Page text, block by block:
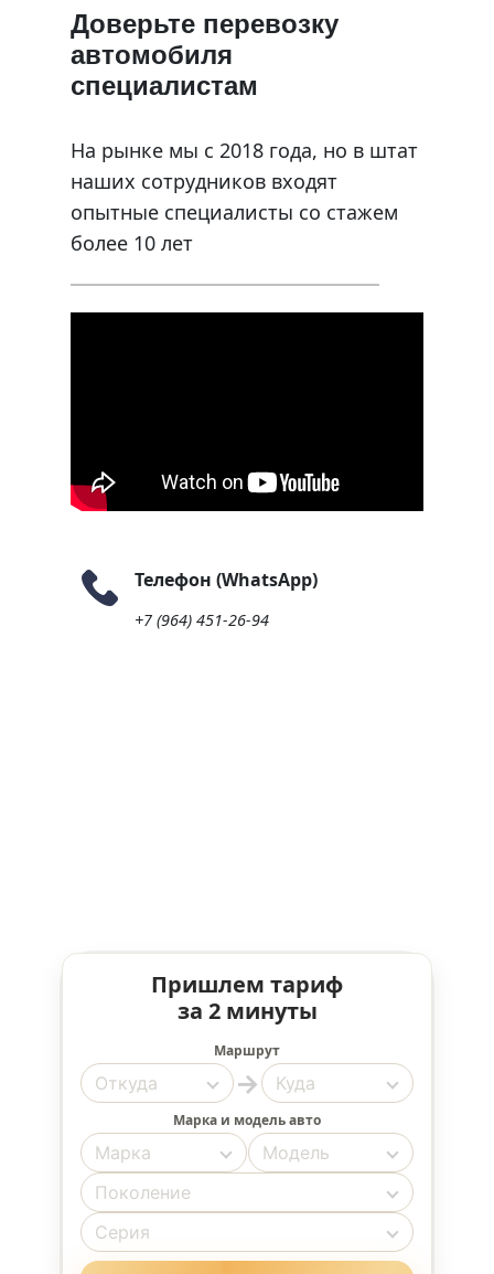
Доверьте перевозку
автомобиля
специалистам
На рынке мы с 2018 года, но в штат
наших сотрудников входят
опытные специалисты со стажем
более 10 лет
Телефон (WhatsApp)
+7 (964) 451-26-94
Пришлем тариф
за 2 минуты
Маршрут
→
Марка и модель авто